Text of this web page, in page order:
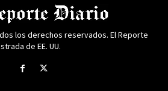
los derechos reservados. El Reporte
de EE. UU.